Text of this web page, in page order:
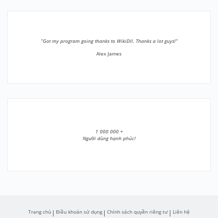
”Got my program going thanks to WikiDll. Thanks a lot guys!”
Alex James
1 000 000 +
Người dùng hạnh phúc!
Trang chủ Điều khoản sử dụng Chính sách quyền riêng tư Liên hệ